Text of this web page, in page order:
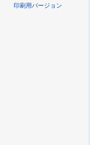
印刷用バージョン